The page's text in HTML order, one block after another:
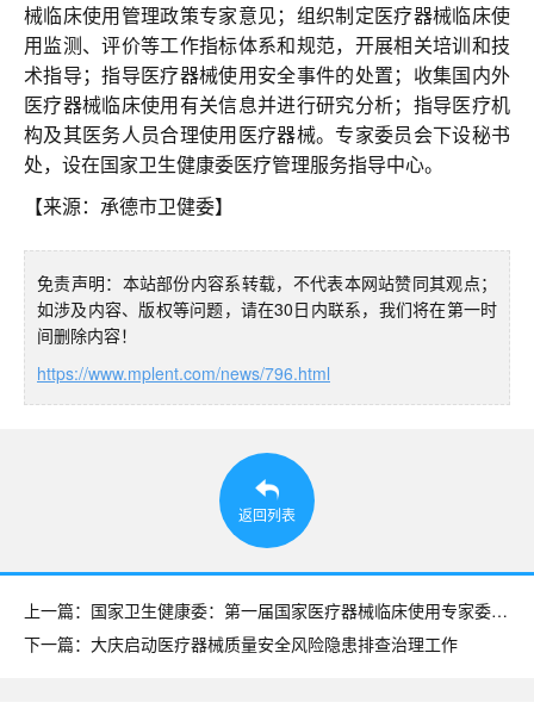
械临床使用管理政策专家意见；组织制定医疗器械临床使
用监测、评价等工作指标体系和规范，开展相关培训和技
术指导；指导医疗器械使用安全事件的处置；收集国内外
医疗器械临床使用有关信息并进行研究分析；指导医疗机
构及其医务人员合理使用医疗器械。专家委员会下设秘书
处，设在国家卫生健康委医疗管理服务指导中心。
【来源：承德市卫健委】
免责声明：本站部份内容系转载，不代表本网站赞同其观点；
如涉及内容、版权等问题，请在30日内联系，我们将在第一时
间删除内容！
https://www.mplent.com/news/796.html
返回列表
上一篇：国家卫生健康委：第一届国家医疗器械临床使用专家委员会成立（附名单）
下一篇：大庆启动医疗器械质量安全风险隐患排查治理工作